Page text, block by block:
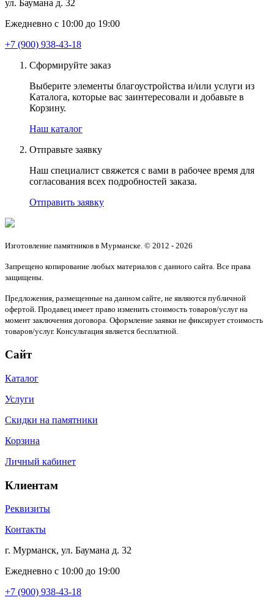
ул. Баумана д. 32
Ежедневно с 10:00 до 19:00
+7 (900) 938-43-18
Сформируйте заказ
Выберите элементы благоустройства и/или услуги из
Каталога, которые вас заинтересовали и добавьте в
Корзину.
Наш каталог
Отправьте заявку
Наш специалист свяжется с вами в рабочее время для
согласования всех подробностей заказа.
Отправить заявку
Изготовление памятников в Мурманске. © 2012 - 2026
Запрещено копирование любых материалов с данного сайта. Все права
защищены.
Предложения, размещенные на данном сайте, не являются публичной
офертой. Продавец имеет право изменить стоимость товаров/услуг на
момент заключения договора. Оформление заявки не фиксирует стоимость
товаров/услуг. Консультация является бесплатной.
Сайт
Каталог
Услуги
Скидки на памятники
Корзина
Личный кабинет
Клиентам
Реквизиты
Контакты
г. Мурманск, ул. Баумана д. 32
Ежедневно с 10:00 до 19:00
+7 (900) 938-43-18